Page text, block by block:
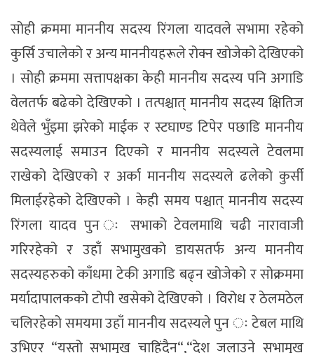
सोही क्रममा माननीय सदस्य रिंगला यादवले सभामा रहेको
कुर्सि उचालेको र अन्य माननीयहरूले रोक्न खोजेको देखिएको
। सोही क्रममा सत्तापक्षका केही माननीय सदस्य पनि अगाडि
वेलतर्फ बढेको देखिएको । तत्पश्चात् माननीय सदस्य क्षितिज
थेवेले भुँइमा झरेको माईक र स्टघाण्ड टिपेर पछाडि माननीय
सदस्यलाई समाउन दिएको र माननीय सदस्यले टेवलमा
राखेको देखिएको र अर्का माननीय सदस्यले ढलेको कुर्सी
मिलाईरहेको देखिएको । केही समय पश्चात् माननीय सदस्य
रिंगला यादव पुन ः सभाको टेवलमाथि चढी नारावाजी
गरिरहेको र उहाँ सभामुखको डायसतर्फ अन्य माननीय
सदस्यहरुको काँधमा टेकी अगाडि बढ्न खोजेको र सोक्रममा
मर्यादापालकको टोपी खसेको देखिएको । विरोध र ठेलमठेल
चलिरहेको समयमा उहाँ माननीय सदस्यले पुन ः टेबल माथि
उभिएर “यस्तो सभामुख चाहिंदैन“,“देश जलाउने सभामुख